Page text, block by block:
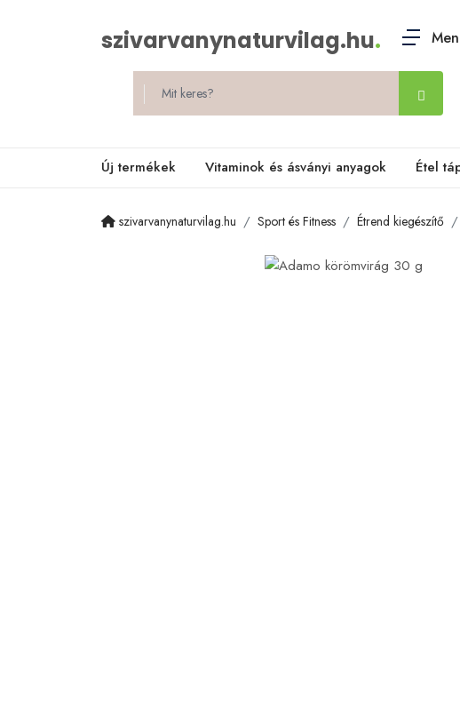
szivarvanynaturvilag.hu.
Új termékek Vitaminok és ásványi anyagok Étel
szivarvanynaturvilag.hu Sport és Fitness Étrend kiegészítő